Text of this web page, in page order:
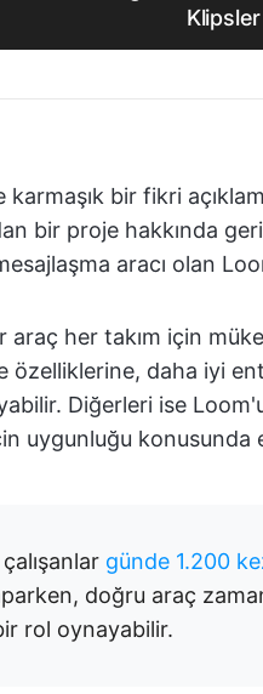
Klipsler
karmaşık bir fikri
bir proje hakkında
aracı olan
araç her takım için
özelliklerine, daha iyi
Diğerleri ise
uygunluğu konusunda
günde 1.200
doğru araç
rol oynayabilir.